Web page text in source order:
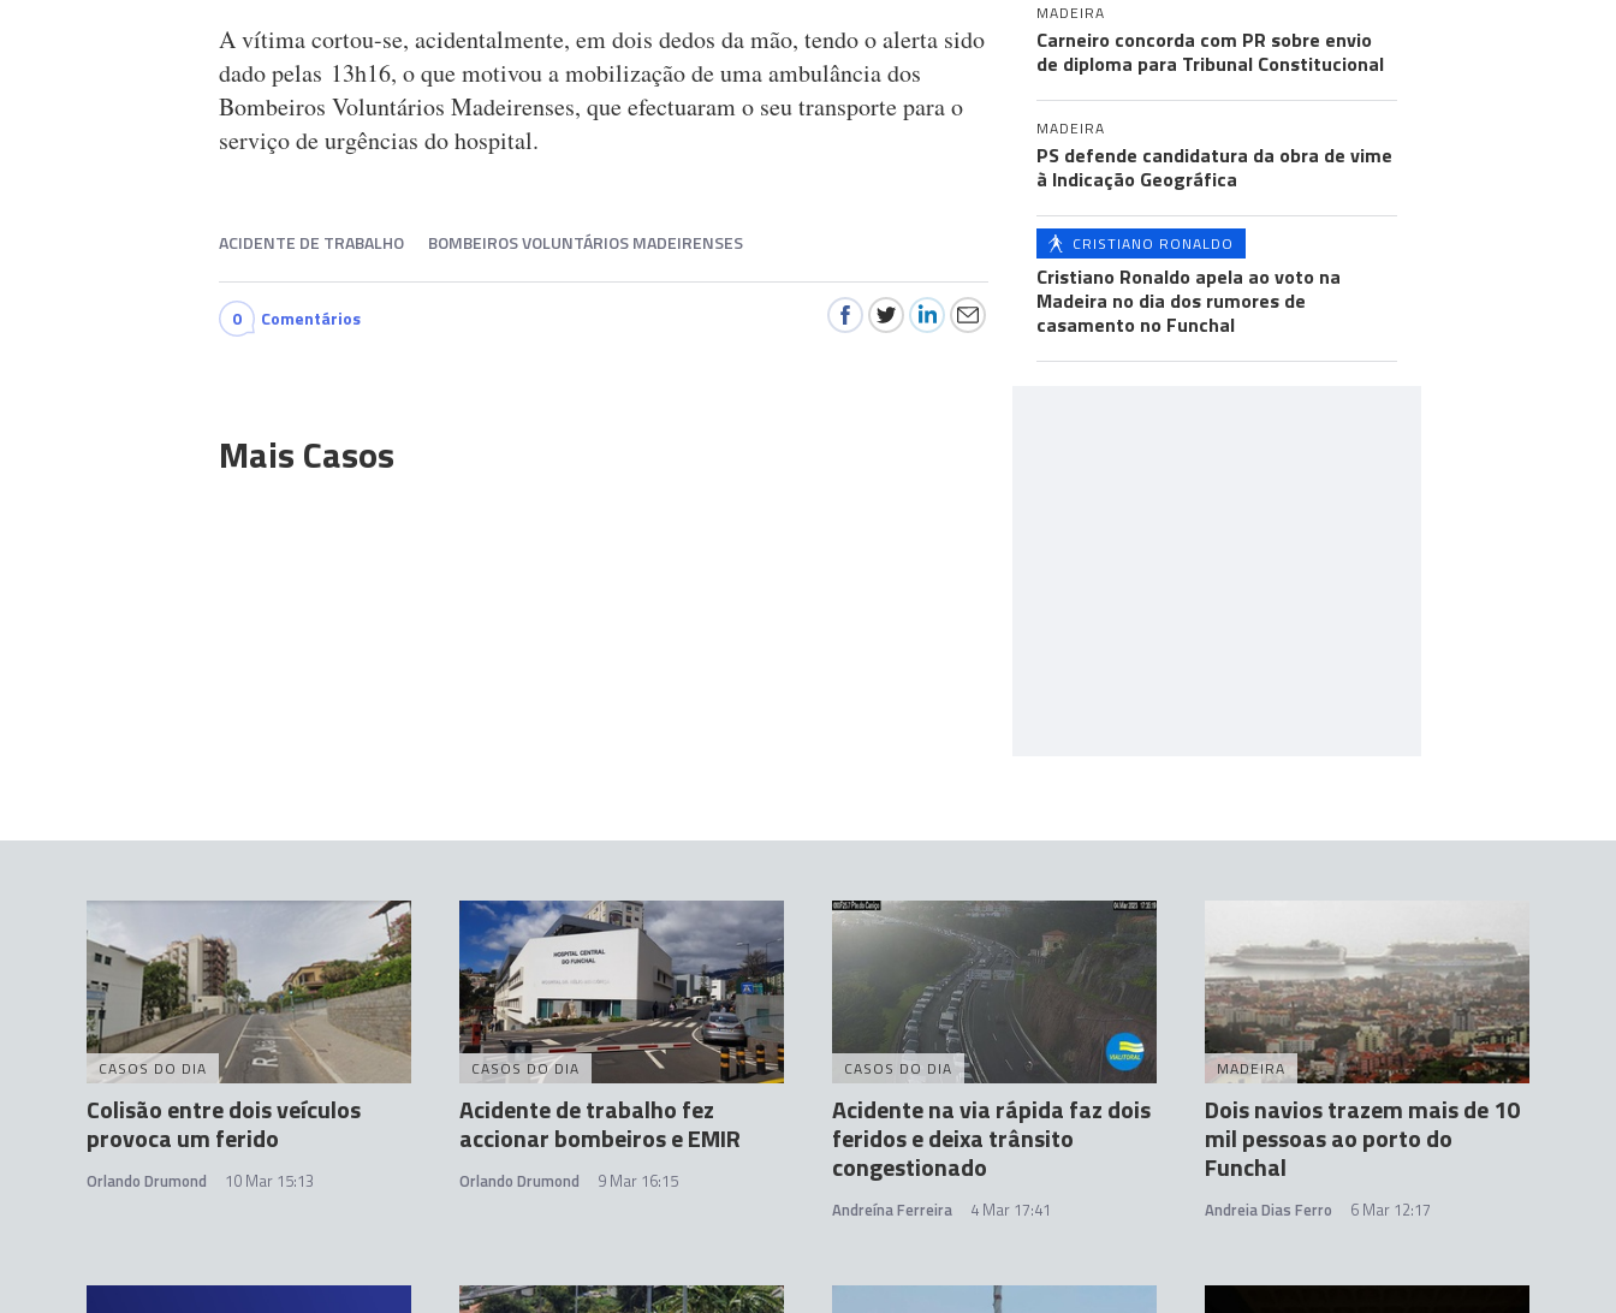
A vítima cortou-se, acidentalmente, em dois dedos da mão, tendo o alerta sido
dado pelas 13h16, o que motivou a mobilização de uma ambulância dos
Bombeiros Voluntários Madeirenses, que efectuaram o seu transporte para o
serviço de urgências do hospital.
ACIDENTE DE TRABALHO BOMBEIROS VOLUNTÁRIOS MADEIRENSES
0 Comentários
Mais Casos
MADEIRA
Carneiro concorda com PR sobre envio
de diploma para Tribunal Constitucional
MADEIRA
PS defende candidatura da obra de vime
à Indicação Geográfica
CRISTIANO RONALDO
Cristiano Ronaldo apela ao voto na
Madeira no dia dos rumores de
casamento no Funchal
CASOS DO DIA
Colisão entre dois veículos
provoca um ferido
Orlando Drumond 10 Mar 15:13
CASOS DO DIA
Acidente de trabalho fez
accionar bombeiros e EMIR
Orlando Drumond 9 Mar 16:15
CASOS DO DIA
Acidente na via rápida faz dois
feridos e deixa trânsito
congestionado
Andreína Ferreira 4 Mar 17:41
MADEIRA
Dois navios trazem mais de 10
mil pessoas ao porto do
Funchal
Andreia Dias Ferro 6 Mar 12:17